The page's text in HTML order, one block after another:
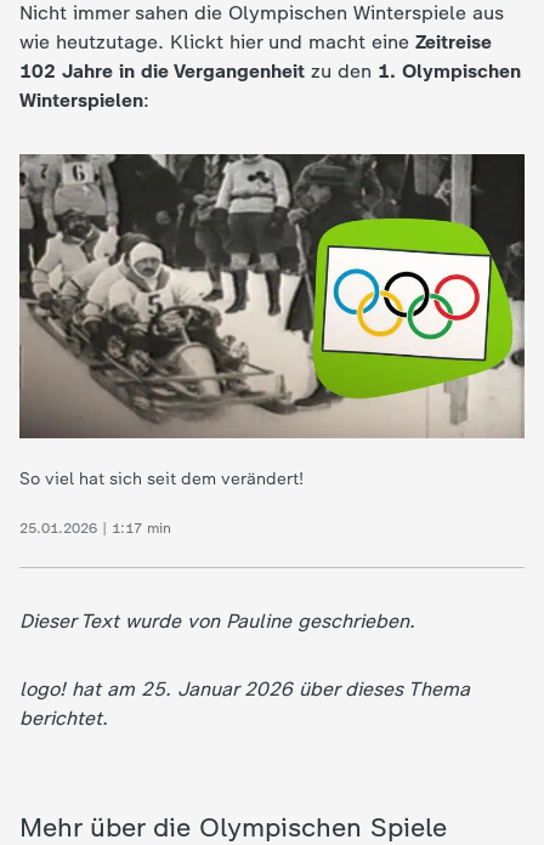
d
e
Z
D
Nicht immer sahen die Olympischen Winterspiele aus
wie heutzutage. Klickt hier und macht eine Zeitreise
102 Jahre in die Vergangenheit zu den 1. Olympischen
Winterspielen:
So viel hat sich seit dem verändert!
25.01.2026 | 1:17 min
Dieser Text wurde von Pauline geschrieben.
logo! hat am 25. Januar 2026 über dieses Thema
berichtet.
Mehr über die Olympischen Spiele